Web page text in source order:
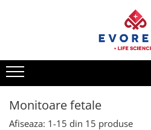
Medical
Nebulizatoare
Concentratoare oxigen
Dopplere
Monitoare fetale
Afiseaza: 1-15 din 15 produse